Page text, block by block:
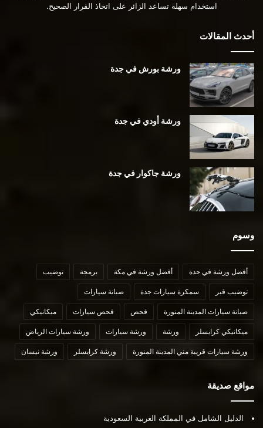
استخدام سهلة تساعد الزائر على اتخاذ القرار الصحيح.
أحدث المقالات
ورشة بورش في جدة
ورشة أودي في جدة
ورشة جاكوار في جدة
وسوم
أفضل ورشة في جدة أفضل ورشة في مكة برمجة توضيب
توضيب قير سمكرة سيارات جدة صيانة سيارات
صيانة سيارات المدينة المنورة فحص فحص سيارات ميكانيكي
ميكانيكي كرايسلر ورشة ورشة سيارات ورشة سيارات الرياض
ورشة سيارات قريبة مني المدينة المنورة ورشة كرايسلر ورشة نيسان
مواقع صديقة
الدليل الشامل في المملكة العربية السعودية